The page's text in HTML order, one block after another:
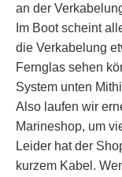
an der
Im Boot scheint
die Verkabelung
Fernglas sehen
System unten
Also laufen wir
Marineshop, um
Leider hat der
kurzem Kabel.